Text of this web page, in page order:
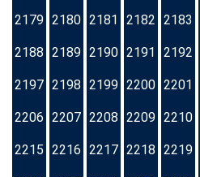
2179 2180 2181 2182 2183
2188 2189 2190 2191 2192
2197 2198 2199 2200 2201
2206 2207 2208 2209 2210
2215 2216 2217 2218 2219